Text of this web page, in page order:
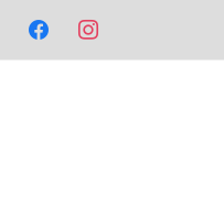
facebookinstagram